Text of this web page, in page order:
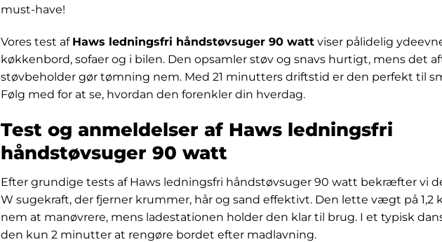
must-have!
Vores test af Haws ledningsfri håndstøvsuger 90 watt viser pålidelig
køkkenbord, sofaer og i bilen. Den opsamler støv og snavs hurtigt, mens det
støvbeholder gør tømning nem. Med 21 minutters driftstid er den perfekt til
Følg med for at se, hvordan den forenkler din hverdag.
Test og anmeldelser af Haws ledningsfri
håndstøvsuger 90 watt
Efter grundige tests af Haws ledningsfri håndstøvsuger 90 watt bekræfter vi
W sugekraft, der fjerner krummer, hår og sand effektivt. Den lette vægt på 1,2
nem at manøvrere, mens ladestationen holder den klar til brug. I et typisk
den kun 2 minutter at rengøre bordet efter madlavning.